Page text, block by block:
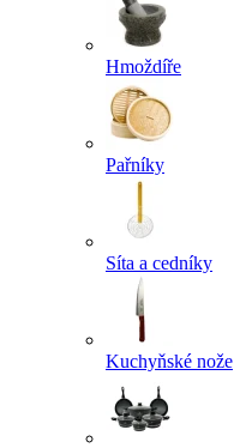
Hmoždíře
Pařníky
Síta a cedníky
Kuchyňské nože